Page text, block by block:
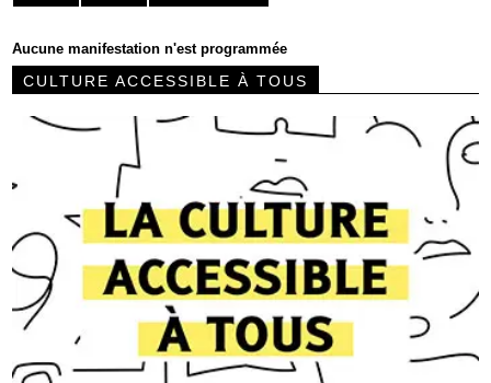
Aucune manifestation n'est programmée
CULTURE ACCESSIBLE À TOUS